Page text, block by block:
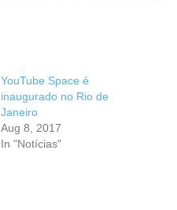
YouTube Space é
inaugurado no Rio de
Janeiro
Aug 8, 2017
In "Notícias"